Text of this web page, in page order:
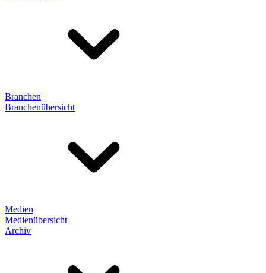
Branchen
Branchenübersicht
Medien
Medienübersicht
Archiv